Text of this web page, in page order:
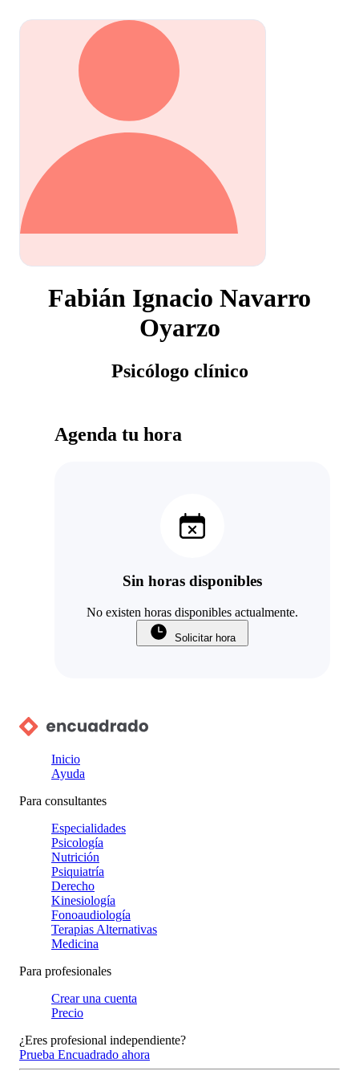
Fabián Ignacio Navarro
Oyarzo
Psicólogo clínico
Agenda tu hora
Sin horas disponibles
No existen horas disponibles actualmente.
Solicitar hora
Inicio
Ayuda
Para consultantes
Especialidades
Psicología
Nutrición
Psiquiatría
Derecho
Kinesiología
Fonoaudiología
Terapias Alternativas
Medicina
Para profesionales
Crear una cuenta
Precio
¿Eres profesional independiente?
Prueba Encuadrado ahora